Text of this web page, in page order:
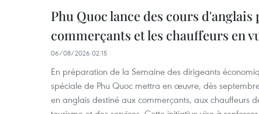
Phu Quoc lance des cours d'anglais
commerçants et les chauffeurs en
06/08/2026 02:15
En préparation de la Semaine des dirigeants
spéciale de Phu Quoc mettra en œuvre, dès
en anglais destiné aux commerçants, aux chauffeurs